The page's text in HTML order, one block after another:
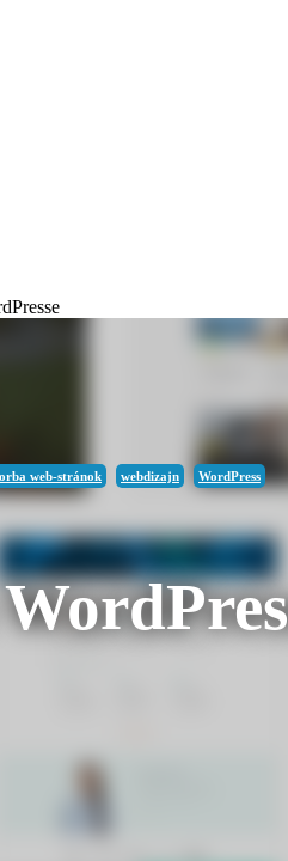
web-stránok webdizajn WordPress
jedno z prvých rozhodnutí,
vám vo WordPresse pletie so